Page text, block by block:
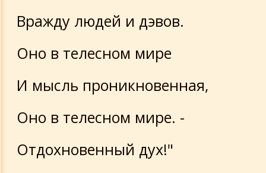
Вражду людей и дэвов.
Оно в телесном мире
И мысль проникновенная,
Оно в телесном мире. -
Отдохновенный дух!"